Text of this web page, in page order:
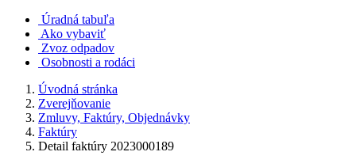
Úradná tabuľa
Ako vybaviť
Zvoz odpadov
Osobnosti a rodáci
Úvodná stránka
Zverejňovanie
Zmluvy, Faktúry, Objednávky
Faktúry
Detail faktúry 2023000189